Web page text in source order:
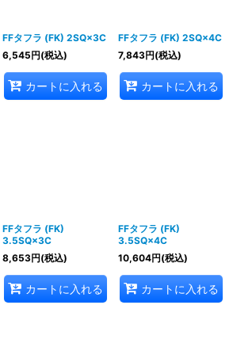
FFタフラ (FK) 2SQ×3C
6,545円(税込)
カートに入れる
FFタフラ (FK) 2SQ×4C
7,843円(税込)
カートに入れる
FFタフラ (FK)
3.5SQ×3C
8,653円(税込)
カートに入れる
FFタフラ (FK)
3.5SQ×4C
10,604円(税込)
カートに入れる